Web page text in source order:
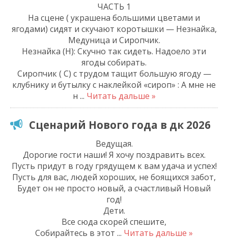
ЧАСТЬ 1
На сцене ( украшена большими цветами и
ягодами) сидят и скучают коротышки — Незнайка,
Медуница и Сиропчик.
Незнайка (Н): Скучно так сидеть. Надоело эти
ягоды собирать.
Сиропчик ( С) с трудом тащит большую ягоду —
клубнику и бутылку с наклейкой «сироп» : А мне не
н ... Читать дальше »
Сценарий Нового года в дк 2026
Ведущая.
Дорогие гости наши! Я хочу поздравить всех.
Пусть придут в году грядущем к вам удача и успех!
Пусть для вас, людей хороших, не боящихся забот,
Будет он не просто новый, а счастливый Новый
год!
Дети.
Все сюда скорей спешите,
Собирайтесь в этот ... Читать дальше »